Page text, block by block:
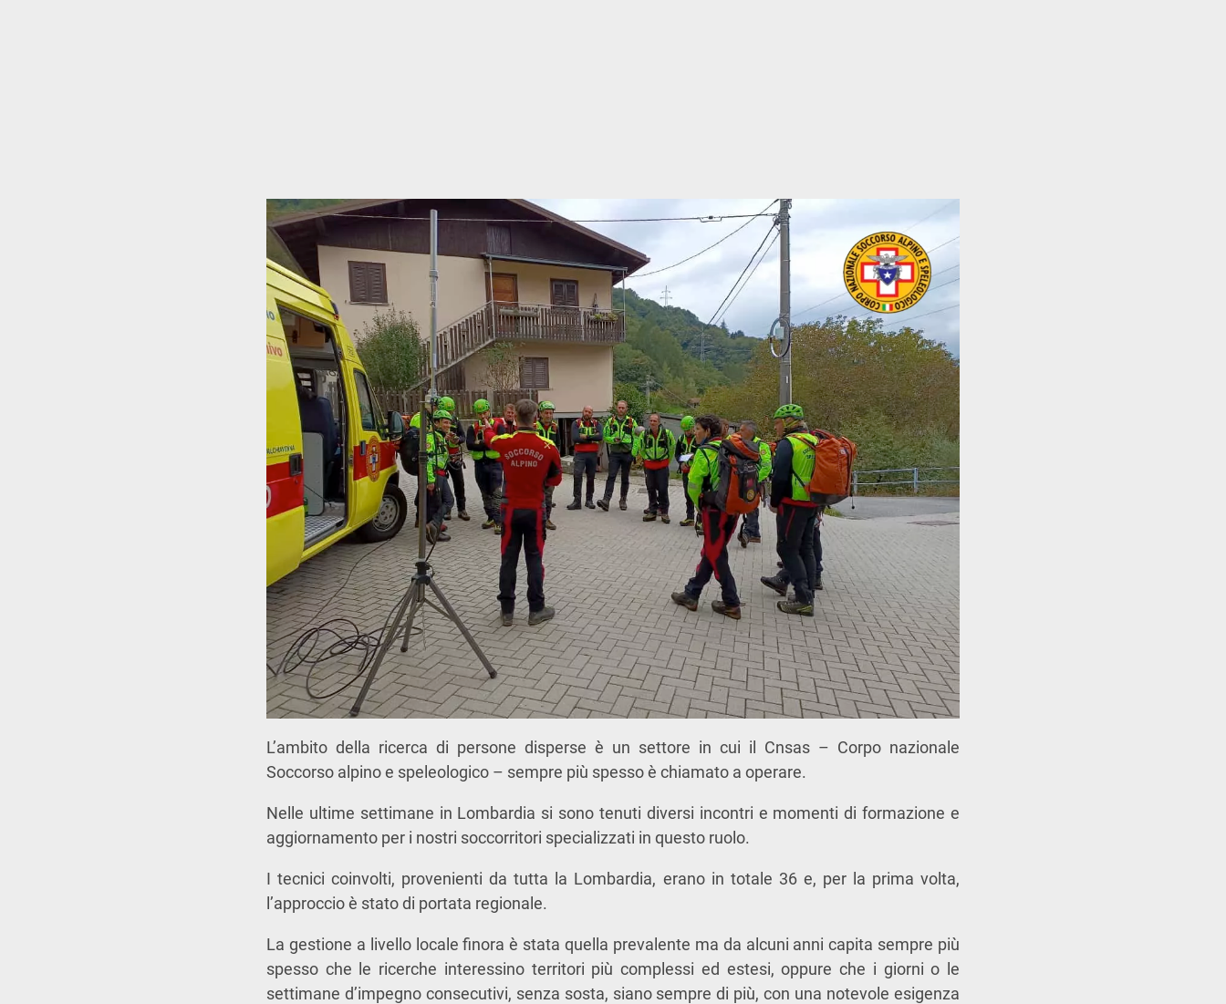
L’ambito della ricerca di persone disperse è un settore in cui il Cnsas – Corpo nazionale
Soccorso alpino e speleologico – sempre più spesso è chiamato a operare.
Nelle ultime settimane in Lombardia si sono tenuti diversi incontri e momenti di formazione e
aggiornamento per i nostri soccorritori specializzati in questo ruolo.
I tecnici coinvolti, provenienti da tutta la Lombardia, erano in totale 36 e, per la prima volta,
l’approccio è stato di portata regionale.
La gestione a livello locale finora è stata quella prevalente ma da alcuni anni capita sempre più
spesso che le ricerche interessino territori più complessi ed estesi, oppure che i giorni o le
settimane d’impegno consecutivi, senza sosta, siano sempre di più, con una notevole esigenza